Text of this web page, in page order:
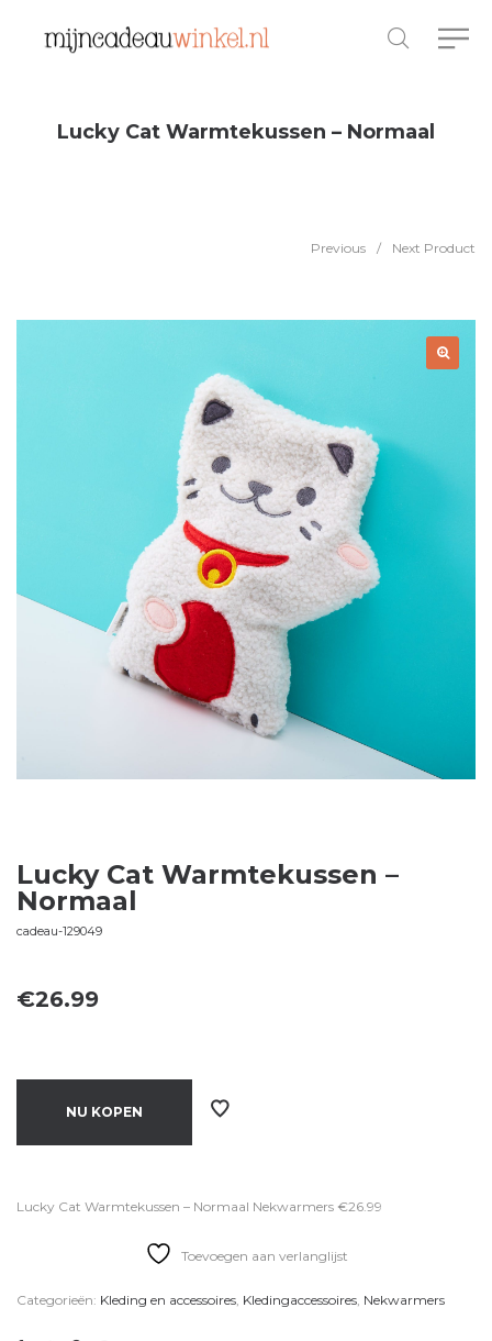
Lucky Cat Warmtekussen – Normaal
Previous / Next Product
Lucky Cat Warmtekussen –
Normaal
cadeau-129049
€26.99
NU KOPEN
Lucky Cat Warmtekussen – Normaal Nekwarmers €26.99
Toevoegen aan verlanglijst
Categorieën: Kleding en accessoires, Kledingaccessoires, Nekwarmers